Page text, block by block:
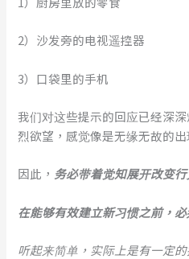
2）沙发旁的电视遥控器
3）口袋里的手机
我们对这些提示的回应已经深
烈欲望，感觉像是无缘无故的出
因此， 务必带着觉知展开改变
在能够有效建立新习惯之前，
听起来简单，实际上是有一定